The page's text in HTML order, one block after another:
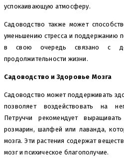
успокаивающую атмосферу.
Садоводство также может
уменьшению стресса и поддержанию
в свою очередь связано с
продолжительности жизни.
Садоводство и Здоровье Мозга
Садоводство может поддерживать
позволяет воздействовать на
Петруччи рекомендует
розмарин, шалфей или лаванда,
мозга. Эти растения содержат
мозг и психическое благополучие.